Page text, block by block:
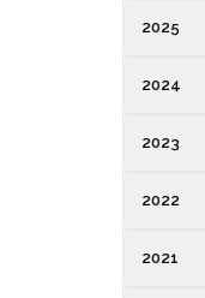
2025
2024
2023
2022
2021